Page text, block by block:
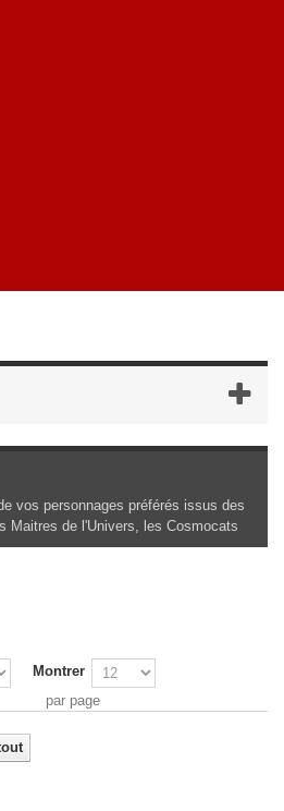
vos personnages préférés issus des
Maitres de l'Univers, les Cosmocats
Montrer
par page